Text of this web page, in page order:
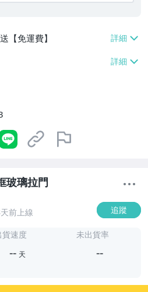
【免運費】
玻璃拉門
前上線 追蹤
貨速度
-- 天
未出貨率
--